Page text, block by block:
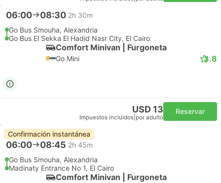
06:00 08:30 2h 30m
Go Bus Smouha, Alexandria
Go Bus El Sekka El Hadid Nasr City, El Cairo
Comfort Minivan | Furgoneta
Go Mini 3.8
USD 13
Impuestos incluidos por adulto
Reservar
Confirmación instantánea
06:00 08:45 2h 45m
Go Bus Smouha, Alexandria
Madinaty Entrance No 1, El Cairo
Comfort Minivan | Furgoneta